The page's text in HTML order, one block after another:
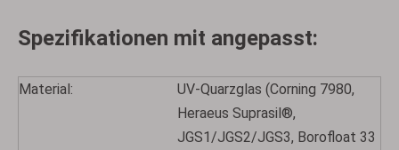
Spezifikationen mit angepasst:
Material:
UV-Quarzglas (Corning 7980,
Heraeus Suprasil®,
JGS1/JGS2/JGS3, Borofloat 33